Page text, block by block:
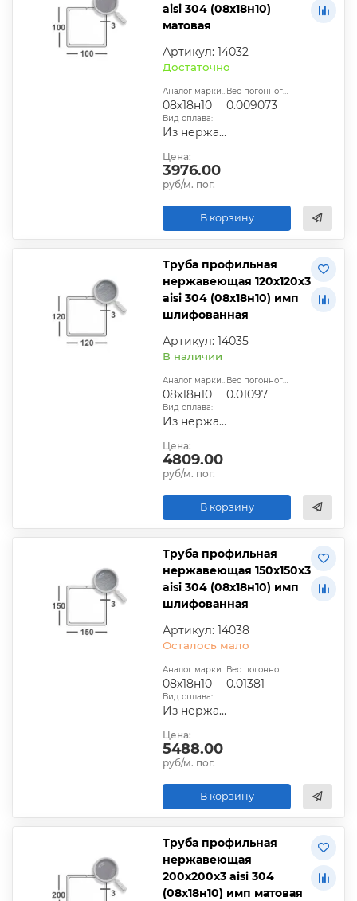
aisi 304 (08х18н10)
матовая
Артикул: 14032
Достаточно
Аналог марки стали:
08х18н10
Вес погонного метра, т.:
0.009073
Вид сплава:
Из нержавеющей стали
Цена:
3976.00
руб/м. пог.
В корзину
Труба профильная
нержавеющая 120х120х3
aisi 304 (08х18н10) имп
шлифованная
Артикул: 14035
В наличии
Аналог марки стали:
08х18н10
Вес погонного метра, т.:
0.01097
Вид сплава:
Из нержавеющей стали
Цена:
4809.00
руб/м. пог.
В корзину
Труба профильная
нержавеющая 150х150х3
aisi 304 (08х18н10) имп
шлифованная
Артикул: 14038
Осталось мало
Аналог марки стали:
08х18н10
Вес погонного метра, т.:
0.01381
Вид сплава:
Из нержавеющей стали
Цена:
5488.00
руб/м. пог.
В корзину
Труба профильная
нержавеющая
200х200х3 aisi 304
(08х18н10) имп матовая